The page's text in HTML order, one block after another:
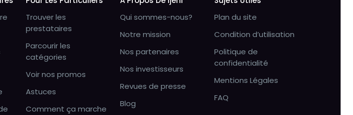
Trouver les
prestataires
Parcourir les
catégories
Voir nos promos
Astuces
Comment ça marche
Qui sommes-nous?
Notre mission
Nos partenaires
Nos investisseurs
Revues de presse
Blog
Plan du site
Condition d’utilisation
Politique de
confidentialité
Mentions Légales
FAQ